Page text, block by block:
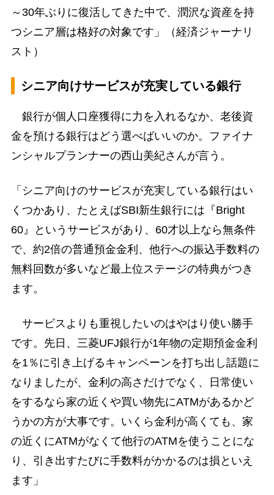
～30年ぶりに復活してきた中で、潤沢な資産を持
つシニア層は格好の対象です」（経済ジャーナリ
スト）
シニア向けサービスが充実している銀行
銀行が個人口座獲得に力を入れるなか、老後資
金を預ける銀行はどう選べばいいのか。ファイナ
ンシャルプランナーの西山美紀さんが言う。
「シニア向けのサービスが充実している銀行はい
くつかあり、たとえばSBI新生銀行には『Bright
60』というサービスがあり、60才以上なら無条件
で、約2倍の普通預金金利、他行への振込手数料の
無料回数が多いなど最上位ステージの特典がつき
ます。
サービスよりも重視したいのはやはり使い勝手
です。先日、三菱UFJ銀行が1年物の定期預金金利
を1％に引き上げるキャンペーンを打ち出し話題に
なりましたが、金利の高さだけでなく、日常使い
をするなら家の近くや買い物先にATMがあるかど
うかの方が大事です。いくら金利が高くても、家
の近くにATMがなくて他行のATMを使うことにな
り、引き出すたびに手数料がかかるのは損といえ
ます」